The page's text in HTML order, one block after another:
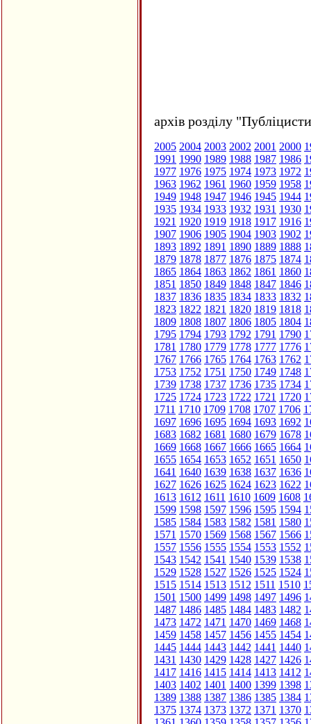
архів розділу
2005 2004 2003 2002 2001 2000
1991 1990 1989 1988 1987 1986
1977 1976 1975 1974 1973 1972
1963 1962 1961 1960 1959 1958
1949 1948 1947 1946 1945 1944
1935 1934 1933 1932 1931 1930
1921 1920 1919 1918 1917 1916
1907 1906 1905 1904 1903 1902
1893 1892 1891 1890 1889 1888
1879 1878 1877 1876 1875 1874
1865 1864 1863 1862 1861 1860
1851 1850 1849 1848 1847 1846
1837 1836 1835 1834 1833 1832
1823 1822 1821 1820 1819 1818
1809 1808 1807 1806 1805 1804
1795 1794 1793 1792 1791 1790
1781 1780 1779 1778 1777 1776
1767 1766 1765 1764 1763 1762
1753 1752 1751 1750 1749 1748
1739 1738 1737 1736 1735 1734
1725 1724 1723 1722 1721 1720
1711 1710 1709 1708 1707 1706
1697 1696 1695 1694 1693 1692
1683 1682 1681 1680 1679 1678
1669 1668 1667 1666 1665 1664
1655 1654 1653 1652 1651 1650
1641 1640 1639 1638 1637 1636
1627 1626 1625 1624 1623 1622
1613 1612 1611 1610 1609 1608
1599 1598 1597 1596 1595 1594
1585 1584 1583 1582 1581 1580
1571 1570 1569 1568 1567 1566
1557 1556 1555 1554 1553 1552
1543 1542 1541 1540 1539 1538
1529 1528 1527 1526 1525 1524
1515 1514 1513 1512 1511 1510
1501 1500 1499 1498 1497 1496
1487 1486 1485 1484 1483 1482
1473 1472 1471 1470 1469 1468
1459 1458 1457 1456 1455 1454
1445 1444 1443 1442 1441 1440
1431 1430 1429 1428 1427 1426
1417 1416 1415 1414 1413 1412
1403 1402 1401 1400 1399 1398
1389 1388 1387 1386 1385 1384
1375 1374 1373 1372 1371 1370